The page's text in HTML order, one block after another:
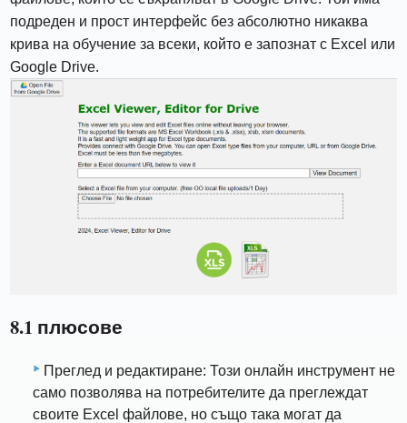
подреден и прост интерфейс без абсолютно никаква
крива на обучение за всеки, който е запознат с Excel или
Google Drive.
8.1 плюсове
Преглед и редактиране: Този онлайн инструмент не
само позволява на потребителите да преглеждат
своите Excel файлове, но също така могат да